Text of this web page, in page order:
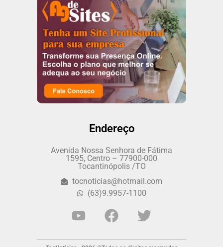
Endereço
Avenida Nossa Senhora de Fátima
1595, Centro – 77900-000
Tocantinópolis /TO
tocnoticias@hotmail.com
(63)9.9957-1100